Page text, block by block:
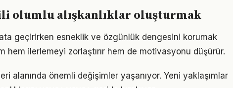
olumlu alışkanlıklar oluşturmak
geçirirken esneklik ve özgünlük dengesini korumak
hem ilerlemeyi zorlaştırır hem de motivasyonu düşürür.
alanında önemli değişimler yaşanıyor. Yeni yaklaşımlar